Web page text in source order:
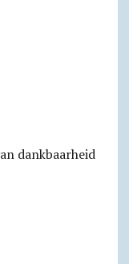
dankbaarheid